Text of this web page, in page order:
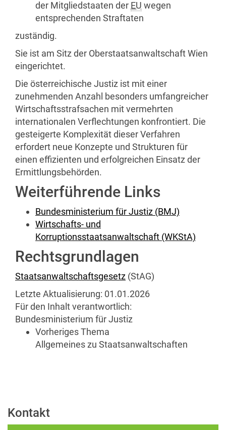
der Mitgliedstaaten der EU wegen
entsprechenden Straftaten
zuständig.
Sie ist am Sitz der Oberstaatsanwaltschaft Wien
eingerichtet.
Die österreichische Justiz ist mit einer
zunehmenden Anzahl besonders umfangreicher
Wirtschaftsstrafsachen mit vermehrten
internationalen Verflechtungen konfrontiert. Die
gesteigerte Komplexität dieser Verfahren
erfordert neue Konzepte und Strukturen für
einen effizienten und erfolgreichen Einsatz der
Ermittlungsbehörden.
Weiterführende Links
Bundesministerium für Justiz (BMJ)
Wirtschafts- und
Korruptionsstaatsanwaltschaft (WKStA)
Rechtsgrundlagen
Staatsanwaltschaftsgesetz (StAG)
Letzte Aktualisierung: 01.01.2026
Für den Inhalt verantwortlich:
Bundesministerium für Justiz
Vorheriges Thema
Allgemeines zu Staatsanwaltschaften
Kontakt